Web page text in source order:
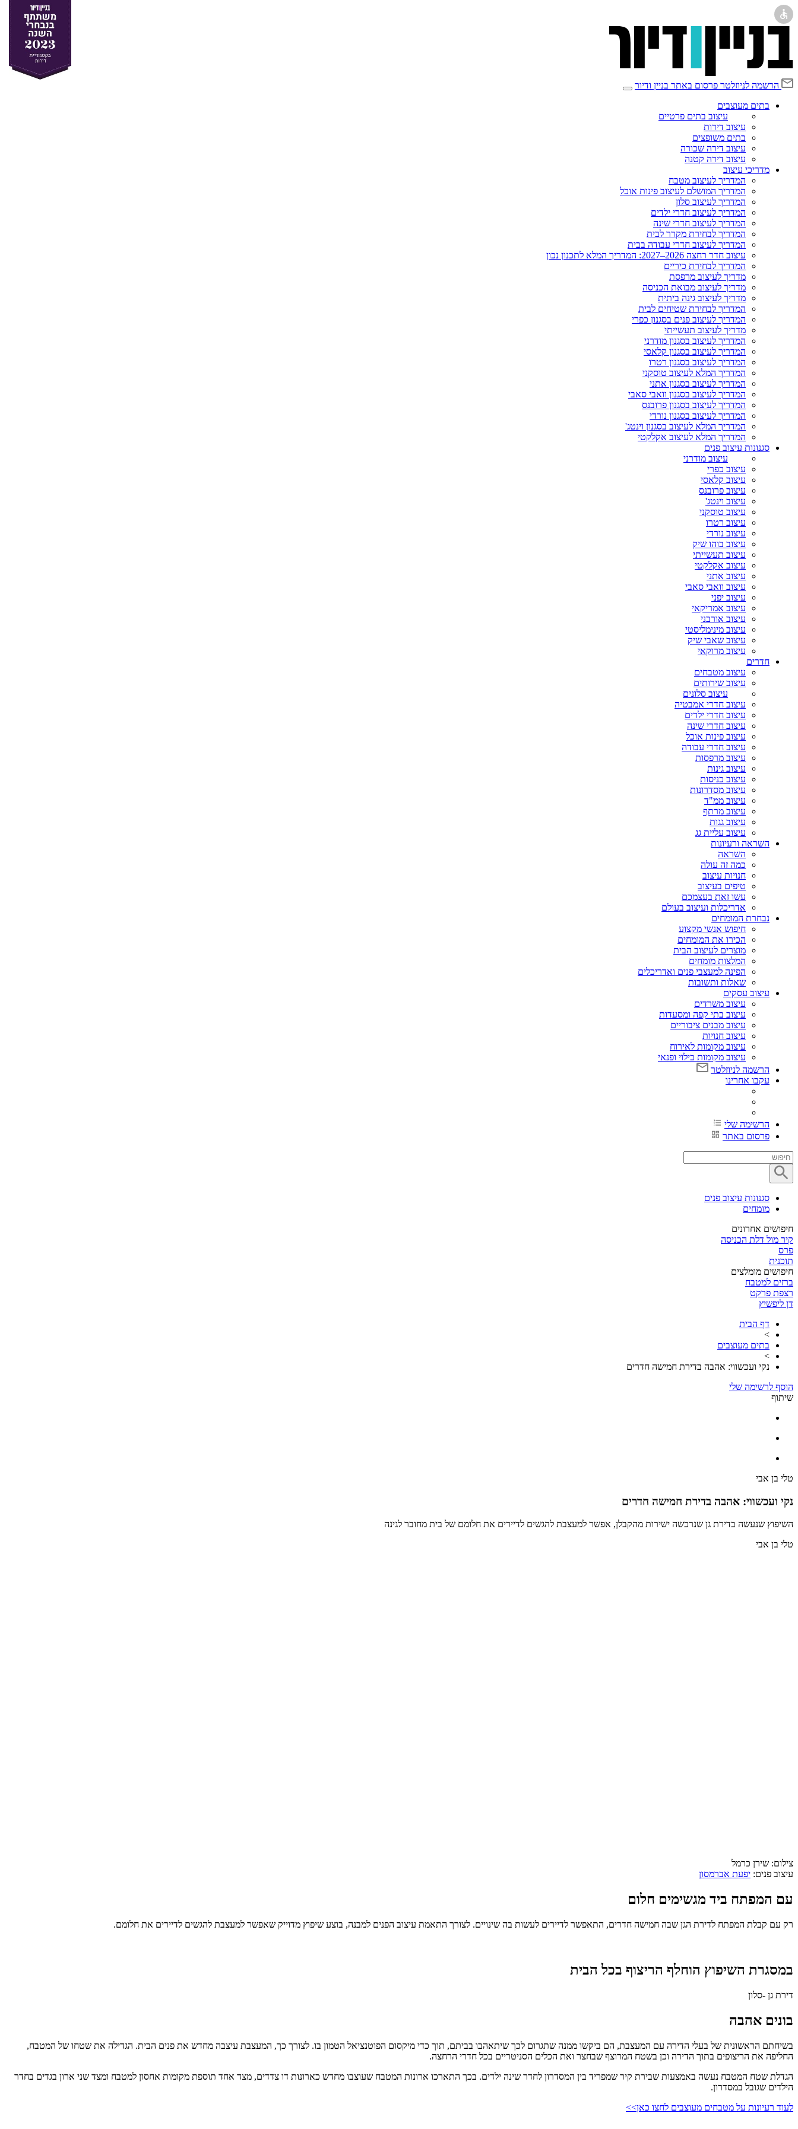
הרשמה לניוזלטר פרסום באתר בניין ודיור
בתים מעוצבים
עיצוב בתים פרטיים
עיצוב דירות
בתים משופצים
עיצוב דירה שכורה
עיצוב דירה קטנה
מדריכי עיצוב
המדריך לעיצוב מטבח
המדריך המושלם לעיצוב פינות אוכל
המדריך לעיצוב סלון
המדריך לעיצוב חדרי ילדים
המדריך לעיצוב חדרי שינה
המדריך לבחירת מקרר לבית
המדריך לעיצוב חדרי עבודה בבית
עיצוב חדר רחצה 2026–2027: המדריך המלא לתכנון נכון
המדריך לבחירת כיריים
מדריך לעיצוב מרפסת
מדריך לעיצוב מבואת הכניסה
מדריך לעיצוב גינה ביתית
המדריך לבחירת שטיחים לבית
המדריך לעיצוב פנים בסגנון כפרי
מדריך לעיצוב תעשייתי
המדריך לעיצוב בסגנון מודרני
המדריך לעיצוב בסגנון קלאסי
המדריך לעיצוב בסגנון רטרו
המדריך המלא לעיצוב טוסקני
המדריך לעיצוב בסגנון אתני
המדריך לעיצוב בסגנון וואבי סאבי
המדריך לעיצוב בסגנון פרובנס
המדריך לעיצוב בסגנון נורדי
המדריך המלא לעיצוב בסגנון וינטג'
המדריך המלא לעיצוב אקלקטי
סגנונות עיצוב פנים
עיצוב מודרני
עיצוב כפרי
עיצוב קלאסי
עיצוב פרובנס
עיצוב וינטג'
עיצוב טוסקני
עיצוב רטרו
עיצוב נורדי
עיצוב בוהו שיק
עיצוב תעשייתי
עיצוב אקלקטי
עיצוב אתני
עיצוב וואבי סאבי
עיצוב יפני
עיצוב אמריקאי
עיצוב אורבני
עיצוב מינימליסטי
עיצוב שאבי שיק
עיצוב מרוקאי
חדרים
עיצוב מטבחים
עיצוב שירותים
עיצוב סלונים
עיצוב חדרי אמבטיה
עיצוב חדרי ילדים
עיצוב חדרי שינה
עיצוב פינות אוכל
עיצוב חדרי עבודה
עיצוב מרפסות
עיצוב גינות
עיצוב כניסות
עיצוב מסדרונות
עיצוב ממ"ד
עיצוב מרתף
עיצוב גגות
עיצוב עליית גג
השראה ורעיונות
השראה
כמה זה עולה
חנויות עיצוב
טיפים בעיצוב
עשו זאת בעצמכם
אדריכלות ועיצוב בעולם
נבחרת המומחים
חיפוש אנשי מקצוע
הכירו את המומחים
מוצרים לעיצוב הבית
המלצות מומחים
הפינה למעצבי פנים ואדריכלים
שאלות ותשובות
עיצוב עסקים
עיצוב משרדים
עיצוב בתי קפה ומסעדות
עיצוב מבנים ציבוריים
עיצוב חנויות
עיצוב מקומות לאירוח
עיצוב מקומות בילוי ופנאי
הרשמה לניוזלטר
עקבו אחרינו
הרשימה שלי
פרסום באתר
סגנונות עיצוב פנים
מומחים
חיפושים אחרונים
קיר מול דלת הכניסה
פרס
תוכנית
חיפושים מומלצים
ברזים למטבח
רצפת פרקט
דן ליפשיץ
דף הבית
>
בתים מעוצבים
>
נקי ועכשווי: אהבה בדירת חמישה חדרים
הוסף לרשימה שלי
שיתוף
טלי בן אבי
נקי ועכשווי: אהבה בדירת חמישה חדרים
השיפוץ שנעשה בדירת גן שנרכשה ישירות מהקבלן, אפשר למעצבת להגשים לדיירים את חלומם של בית מחובר לגינה
טלי בן אבי
צילום: שירן כרמל
עיצוב פנים: יפעת אברמסון
עם המפתח ביד מגשימים חלום
רק עם קבלת המפתח לדירת הגן שבה חמישה חדרים, התאפשר לדיירים לעשות בה שינויים. לצורך התאמת עיצוב הפנים למבנה, בוצע שיפוץ מדוייק שאפשר למעצבת להגשים לדיירים את חלומם.
במסגרת השיפוץ הוחלף הריצוף בכל הבית
דירת גן -סלון
בונים אהבה
בשיחתם הראשונית של בעלי הדירה עם המעצבת, הם ביקשו ממנה שתגרום לכך שיתאהבו בביתם, תוך כדי מיקסום הפוטנציאל הטמון בו. לצורך כך, המעצבת עיצבה מחדש את פנים הבית. הגדילה את שטחו של המטבח,
החליפה את הריצופים בתוך הדירה וכן בשטח המרוצף שבחצר ואת הכלים הסניטריים בכל חדרי הרחצה.
הגדלת שטח המטבח נעשה באמצעות שבירת קיר שמפריד בין המסדרון לחדר שינה ילדים. בכך התארכו ארונות המטבח שעוצבו מחדש כארונות דו צדדים, מצד אחד תוספת מקומות אחסון למטבח ומצד שני ארון בגדים בחדר
הילדים שגובל במסדרון.
לעוד רעיונות על מטבחים מעוצבים לחצו כאן>>